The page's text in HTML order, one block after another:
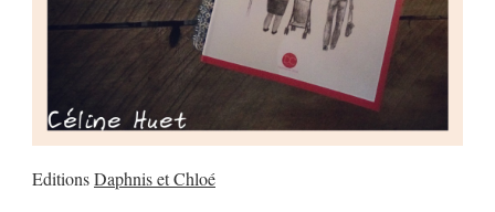
EditionsDaphnis et Chloé